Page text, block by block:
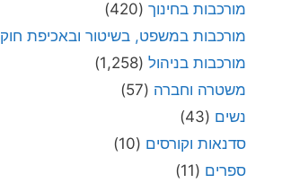
מורכבות בחינוך (420)
מורכבות במשפט, בשיטור ובאכיפת חוק
מורכבות בניהול (1,258)
משטרה וחברה (57)
נשים (43)
סדנאות וקורסים (10)
ספרים (11)